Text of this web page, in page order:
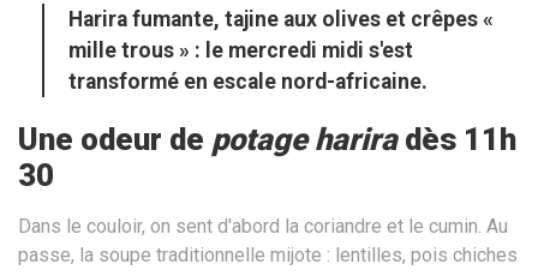
Harira fumante, tajine aux olives et crêpes «
mille trous » : le mercredi midi s'est
transformé en escale nord-africaine.
Une odeur de potage hariradès 11h
30
Dans le couloir, on sent d'abord la coriandre et le cumin. Au
passe, la soupe traditionnelle mijote : lentilles, pois chiches